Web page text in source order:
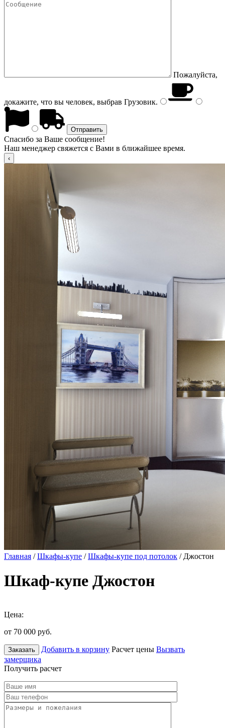
Пожалуйста,
докажите, что вы человек, выбрав Грузовик.
Спасибо за Ваше сообщение!
Наш менеджер свяжется с Вами в ближайшее время.
Главная /Шкафы-купе /Шкафы-купе под потолок / Джостон
Шкаф-купе Джостон
Цена:
от 70 000 руб.
Заказать Добавить в корзину Расчет цены Вызвать
замерщика
Получить расчет